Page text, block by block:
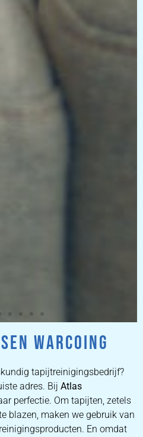
WARCOING
tapijtreinigingsbedrijf?
adres. Bij Atlas
perfectie. Om tapijten, zetels
blazen, maken we gebruik van
En omdat